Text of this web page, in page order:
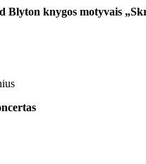
Blyton knygos motyvais